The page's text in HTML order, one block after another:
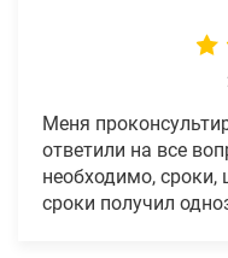
Меня
ответили на все
необходимо, сроки,
сроки получил